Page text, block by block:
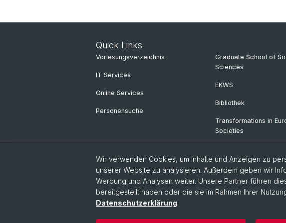
Quick Links
Vorlesungsverzeichnis
IT Services
Online Services
Personensuche
Graduate School of
Sciences
EKWS
Bibliothek
Transformations in
Societies
Über den Wert der
kulturstudieren.org
© Universität Basel Philosophisch-Historische Fakultät
Wir verwenden Cookies, um Inhalte und Anzeigen zu
unserer Website zu analysieren. Außerdem geben wir
Werbung und Analysen weiter. Unsere Partner führen
bereitgestellt haben oder die sie im Rahmen Ihrer
Datenschutzerklärung.